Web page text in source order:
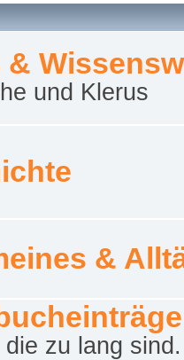
&
und Klerus
&
die zu lang